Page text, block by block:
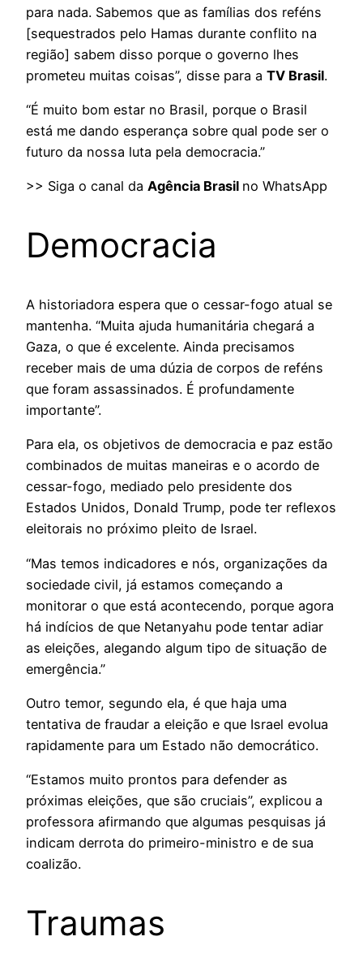
para nada. Sabemos que as famílias dos reféns
[sequestrados pelo Hamas durante conflito na
região] sabem disso porque o governo lhes
prometeu muitas coisas”, disse para a TV Brasil.
“É muito bom estar no Brasil, porque o Brasil
está me dando esperança sobre qual pode ser o
futuro da nossa luta pela democracia.”
>> Siga o canal da Agência Brasil no WhatsApp
Democracia
A historiadora espera que o cessar-fogo atual se
mantenha. “Muita ajuda humanitária chegará a
Gaza, o que é excelente. Ainda precisamos
receber mais de uma dúzia de corpos de reféns
que foram assassinados. É profundamente
importante”.
Para ela, os objetivos de democracia e paz estão
combinados de muitas maneiras e o acordo de
cessar-fogo, mediado pelo presidente dos
Estados Unidos, Donald Trump, pode ter reflexos
eleitorais no próximo pleito de Israel.
“Mas temos indicadores e nós, organizações da
sociedade civil, já estamos começando a
monitorar o que está acontecendo, porque agora
há indícios de que Netanyahu pode tentar adiar
as eleições, alegando algum tipo de situação de
emergência.”
Outro temor, segundo ela, é que haja uma
tentativa de fraudar a eleição e que Israel evolua
rapidamente para um Estado não democrático.
“Estamos muito prontos para defender as
próximas eleições, que são cruciais”, explicou a
professora afirmando que algumas pesquisas já
indicam derrota do primeiro-ministro e de sua
coalizão.
Traumas